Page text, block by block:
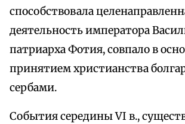
способствовала
деятельность императора
патриарха Фотия, совпало в
принятием христианства
сербами.
События середины VI в.,